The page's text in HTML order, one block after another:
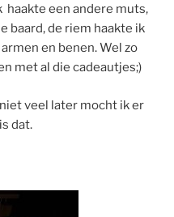
haakte een andere muts,
baard, de riem haakte ik
en benen. Wel zo
met al die cadeautjes;)
veel later mocht ik er
dat.